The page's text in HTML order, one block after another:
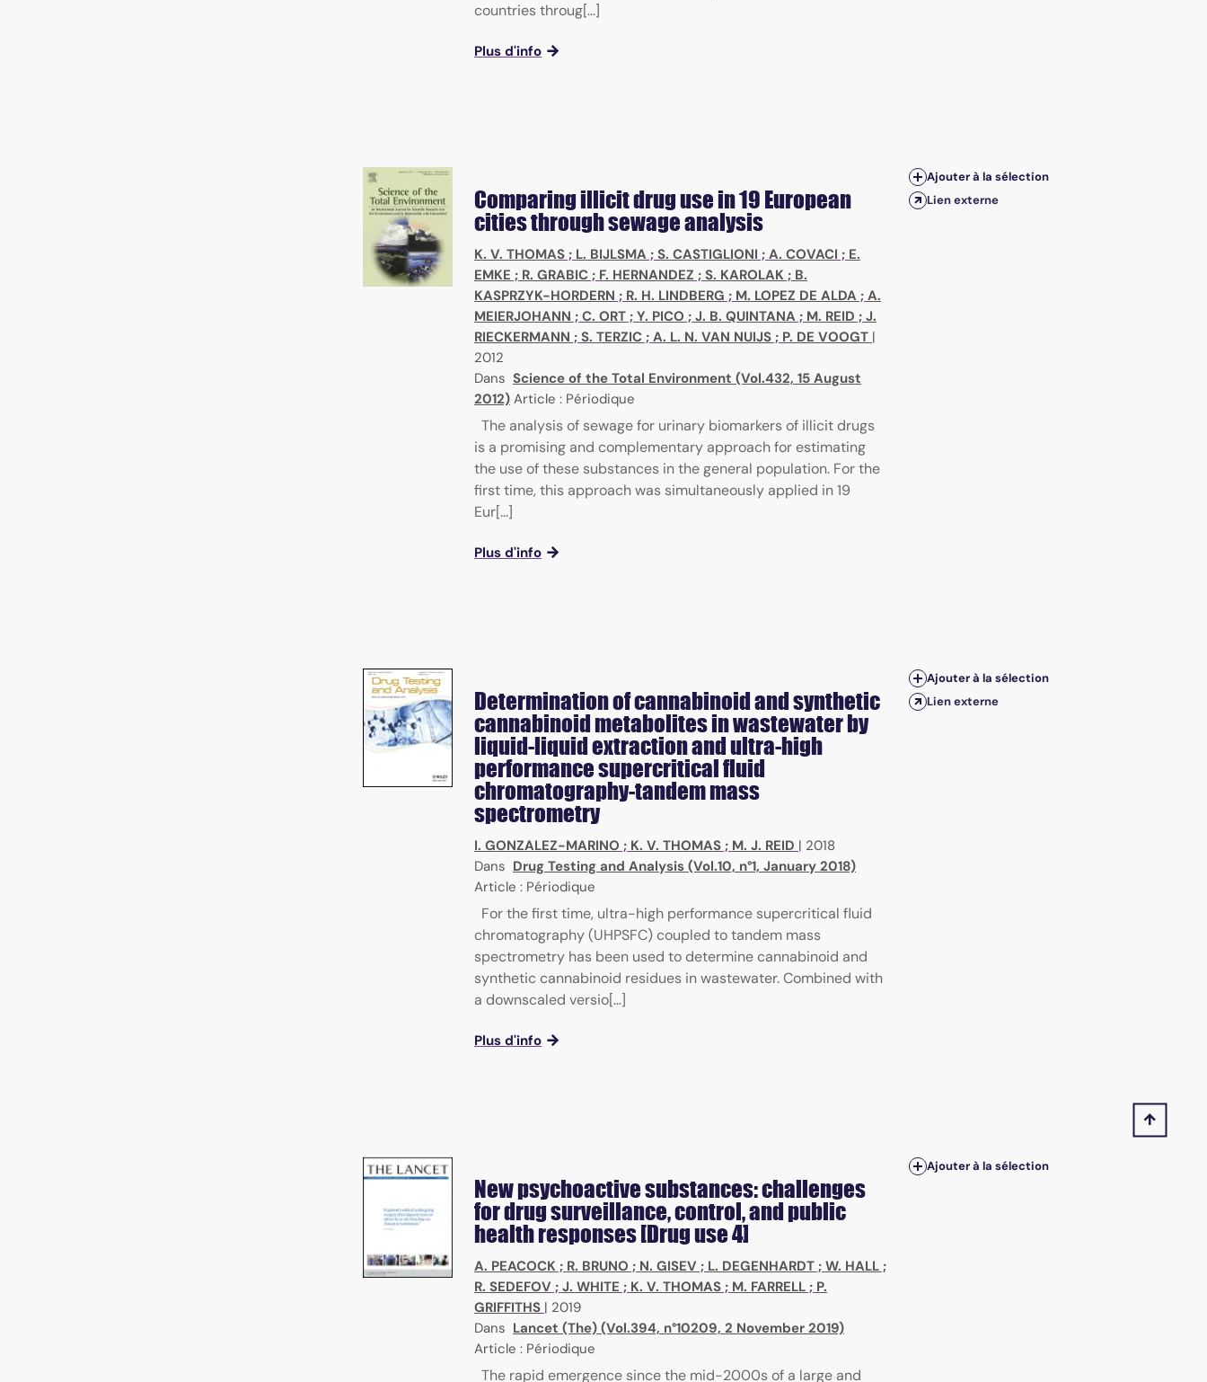
countries throug[...]
Plus d'info
Comparing illicit drug use in 19 European
cities through sewage analysis
K. V. THOMAS ; L. BIJLSMA ; S. CASTIGLIONI ; A. COVACI ; E.
EMKE ; R. GRABIC ; F. HERNANDEZ ; S. KAROLAK ; B.
KASPRZYK-HORDERN ; R. H. LINDBERG ; M. LOPEZ DE ALDA ; A.
MEIERJOHANN ; C. ORT ; Y. PICO ; J. B. QUINTANA ; M. REID ; J.
RIECKERMANN ; S. TERZIC ; A. L. N. VAN NUIJS ; P. DE VOOGT |
2012
Dans Science of the Total Environment (Vol.432, 15 August
2012) Article : Périodique
The analysis of sewage for urinary biomarkers of illicit drugs
is a promising and complementary approach for estimating
the use of these substances in the general population. For the
first time, this approach was simultaneously applied in 19
Eur[...]
Plus d'info
Ajouter à la sélection
Lien externe
Determination of cannabinoid and synthetic
cannabinoid metabolites in wastewater by
liquid-liquid extraction and ultra-high
performance supercritical fluid
chromatography-tandem mass
spectrometry
I. GONZALEZ-MARINO ; K. V. THOMAS ; M. J. REID | 2018
Dans Drug Testing and Analysis (Vol.10, n°1, January 2018)
Article : Périodique
For the first time, ultra-high performance supercritical fluid
chromatography (UHPSFC) coupled to tandem mass
spectrometry has been used to determine cannabinoid and
synthetic cannabinoid residues in wastewater. Combined with
a downscaled versio[...]
Plus d'info
Ajouter à la sélection
Lien externe
New psychoactive substances: challenges
for drug surveillance, control, and public
health responses [Drug use 4]
A. PEACOCK ; R. BRUNO ; N. GISEV ; L. DEGENHARDT ; W. HALL ;
R. SEDEFOV ; J. WHITE ; K. V. THOMAS ; M. FARRELL ; P.
GRIFFITHS | 2019
Dans Lancet (The) (Vol.394, n°10209, 2 November 2019)
Article : Périodique
The rapid emergence since the mid-2000s of a large and
Ajouter à la sélection